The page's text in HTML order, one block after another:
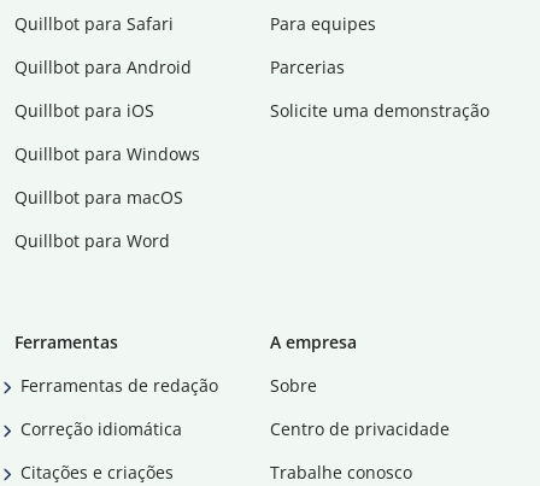
Quillbot para Safari
Quillbot para Android
Quillbot para iOS
Quillbot para Windows
Quillbot para macOS
Quillbot para Word
Para equipes
Parcerias
Solicite uma demonstração
Ferramentas
Ferramentas de redação
Correção idiomática
Citações e criações
A empresa
Sobre
Centro de privacidade
Trabalhe conosco